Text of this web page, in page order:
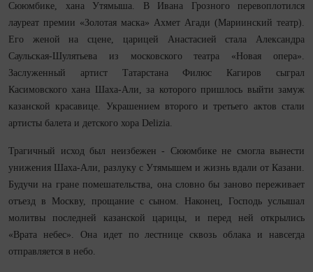
Сююмбике, хана Утямыша. В Ивана Грозного перевоплотился
лауреат премии «Золотая маска» Ахмет Агади (Мариинский театр).
Его женой на сцене, царицей Анастасией стала Александра
Саульская-Шулятьева из московского театра «Новая опера».
Заслуженный артист Татарстана Филюс Кагиров сыграл
Касимовского хана Шаха-Али, за которого пришлось выйти замуж
казанской красавице. Украшением второго и третьего актов стали
артисты балета и детского хора Delizia.
Трагичный исход был неизбежен - Сююмбике не смогла вынести
унижения Шаха-Али, разлуку с Утямышем и жизнь вдали от Казани.
Будучи на гране помешательства, она словно бы заново переживает
отъезд в Москву, прощание с сыном. Наконец, Господь услышал
молитвы последней казанской царицы, и перед ней открылись
«Врата небес». Она идет по лестнице сквозь облака и навсегда
отправляется в небо.